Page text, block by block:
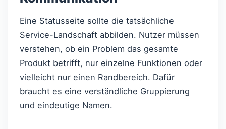
Eine Statusseite sollte die tatsächliche
Service-Landschaft abbilden. Nutzer müssen
verstehen, ob ein Problem das gesamte
Produkt betrifft, nur einzelne Funktionen oder
vielleicht nur einen Randbereich. Dafür
braucht es eine verständliche Gruppierung
und eindeutige Namen.